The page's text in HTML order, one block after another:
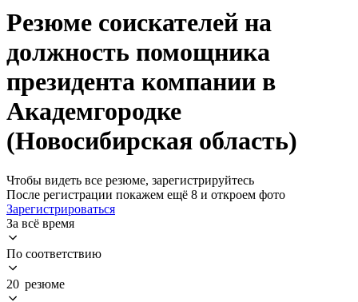
Резюме соискателей на
должность помощника
президента компании в
Академгородке
(Новосибирская область)
Чтобы видеть все резюме, зарегистрируйтесь
После регистрации покажем ещё 8 и откроем фото
Зарегистрироваться
За всё время
По соответствию
20 резюме